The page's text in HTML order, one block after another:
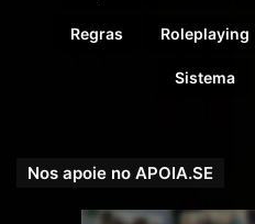
Regras Roleplaying
Sistema
Nos apoie no APOIA.SE